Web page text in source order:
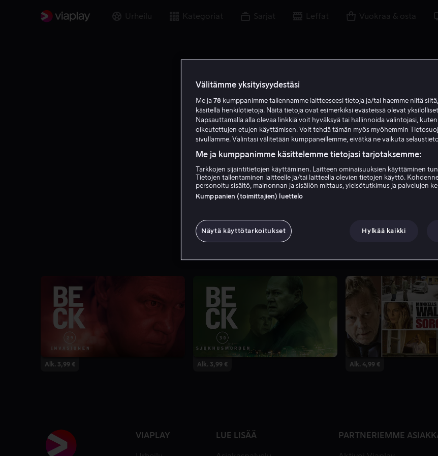
Urheilu Kategoriat Sarjat Leffat Vuokraa & osta
Stephan Apelgren
Alk. 3,99 € Alk. 3,99 € Alk. 4,99 €
VIAPLAY LUE LISÄÄ PARTNERIEMME
Välitämme yksityisyydestäsi
Me ja 78 kumppanimme tallennamme laitteeseesi tietoja ja/tai haemme niitä
käsitellä henkilötietoja. Näitä tietoja ovat esimerkiksi evästeissä olevat
Napsauttamalla alla olevaa linkkiä voit hyväksyä tai hallinnoida valintojasi,
oikeutettujen etujen käyttämisen. Voit tehdä tämän myös myöhemmin
sivullamme. Valintasi välitetään kumppaneillemme, eivätkä ne vaikuta
Me ja kumppanimme käsittelemme tietojasi tarjotaksemme:
Tarkkojen sijaintitietojen käyttäminen. Laitteen ominaisuuksien käyttäminen
Tietojen tallentaminen laitteelle ja/tai laitteella olevien tietojen käyttö.
personoitu sisältö, mainonnan ja sisällön mittaus, yleisötutkimus ja palvelujen
Kumppanien (toimittajien) luettelo
Näytä käyttötarkoitukset Hylkää kaikki